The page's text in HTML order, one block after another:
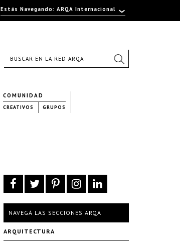
COMUNIDAD
CREATIVOS GRUPOS
NAVEGÁ LAS SECCIONES ARQA
ARQUITECTURA
Estás Navegando: ARQA Internacional